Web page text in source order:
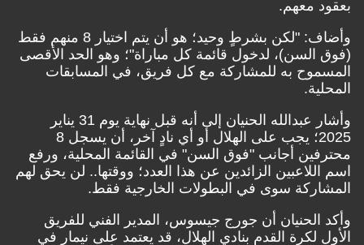
معهم.
وأضاف: "لكن بشرطٍ وحيد؛ هو أن يتم اختيار 8 منهم فقط
لدخول قائمة كل مباراة"؛ وهو الحد الأقصى
به للمشاركة مع كل فريق، في المسابقات
وأشار عبدالله الحنيان إلى أنه قبل نهاية يوم 31 يناير
2025؛ يجب على الهلال أو أي نادٍ آخر، أن يسجل 8
أجانب "فوق السن" في القائمة المحلية، ورفع
الزائدين عن هذا العدد؛ ووقتها.. لن يحق لهم
سوى في البطولات الخارجية فقط.
الحنيان أن جورج جيسوس، المدير الفني للفريق
لكرة القدم بنادي الهلال، قد يعتمد على نيمار في